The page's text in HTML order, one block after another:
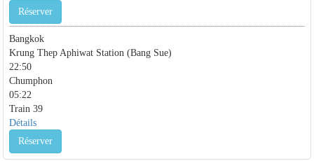
Réserver
Bangkok
Krung Thep Aphiwat Station (Bang Sue)
22:50
Chumphon
05:22
Train 39
Détails
Réserver